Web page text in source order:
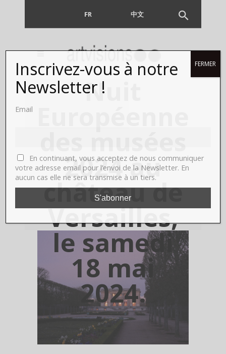
FR 中文
Nuit
2024 au
château de
Versailles,
le samedi
18 mai
2024.
Inscrivez-vous à notre
Newsletter !
Email
En continuant, vous acceptez de nous communiquer
votre adresse email pour l’envoi de la Newsletter. En
aucun cas elle ne sera transmise à un tiers.
FERMER